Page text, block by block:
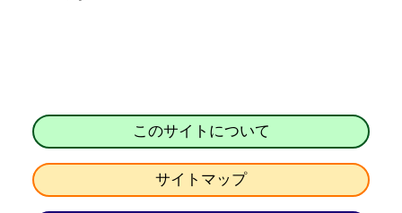
このサイトについて
サイトマップ